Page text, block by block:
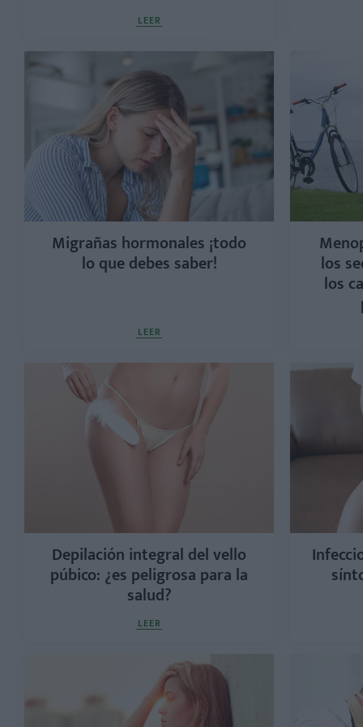
LEER
Migrañas hormonales ¡todo
lo que debes saber!
LEER
los
los
Depilación integral del vello
púbico: ¿es peligrosa para la
salud?
LEER